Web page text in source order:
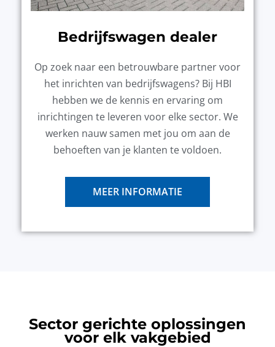
Bedrijfswagen dealer
Op zoek naar een betrouwbare partner voor
het inrichten van bedrijfswagens? Bij HBI
hebben we de kennis en ervaring om
inrichtingen te leveren voor elke sector. We
werken nauw samen met jou om aan de
behoeften van je klanten te voldoen.
MEER INFORMATIE
Sector gerichte oplossingen
voor elk vakgebied